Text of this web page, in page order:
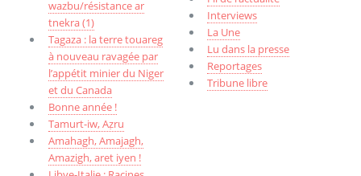
wazbu/résistance ar
tnekra (1)
Tagaza : la terre touareg
à nouveau ravagée par
l’appétit minier du Niger
et du Canada
Bonne année !
Tamurt-iw, Aẓru
Amahagh, Amajagh,
Amazigh, aret iyen !
Interviews
La Une
Lu dans la presse
Reportages
Tribune libre